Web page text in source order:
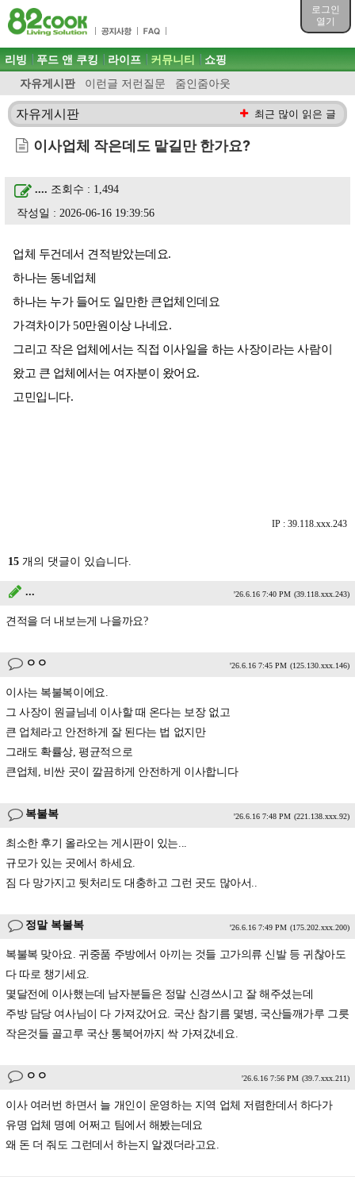
로그인
열기
목차
주메뉴 바로가기
컨텐츠 바로가기
검색 바로가기
로그인 바로가기
주메뉴
리빙 푸드 앤 쿠킹 라이프 커뮤니티
자유게시판 이런글 저런질문 줌인줌아웃
쇼핑
자유게시판 최근 많이 읽은 글
이사업체 작은데도 맡길만 한가요?
.... 조회수 : 1,494
작성일 : 2026-06-16 19:39:56
업체 두건데서 견적받았는데요.
하나는 동네업체
하나는 누가 들어도 일만한 큰업체인데요
가격차이가 50만원이상 나네요.
그리고 작은 업체에서는 직접 이사일을 하는 사장이라는 사람이
왔고 큰 업체에서는 여자분이 왔어요.
고민입니다.
IP : 39.118.xxx.243
15 개의 댓글이 있습니다.
... '26.6.16 7:40 PM (39.118.xxx.243)
견적을 더 내보는게 나을까요?
ㅇㅇ '26.6.16 7:45 PM (125.130.xxx.146)
이사는 복불복이에요.
그 사장이 원글님네 이사할 때 온다는 보장 없고
큰 업체라고 안전하게 잘 된다는 법 없지만
그래도 확률상, 평균적으로
큰업체, 비싼 곳이 깔끔하게 안전하게 이사합니다
복불복 '26.6.16 7:48 PM (221.138.xxx.92)
최소한 후기 올라오는 게시판이 있는...
규모가 있는 곳에서 하세요.
짐 다 망가지고 뒷처리도 대충하고 그런 곳도 많아서..
정말 복불복 '26.6.16 7:49 PM (175.202.xxx.200)
복불복 맞아요. 귀중품 주방에서 아끼는 것들 고가의류 신발 등 귀찮아도
다 따로 챙기세요.
몇달전에 이사했는데 남자분들은 정말 신경쓰시고 잘 해주셨는데
주방 담당 여사님이 다 가져갔어요. 국산 참기름 몇병, 국산들깨가루 그릇
작은것들 골고루 국산 통북어까지 싹 가져갔네요.
ㅇㅇ '26.6.16 7:56 PM (39.7.xxx.211)
이사 여러번 하면서 늘 개인이 운영하는 지역 업체 저렴한데서 하다가
유명 업체 명예 어쩌고 팀에서 해봤는데요
왜 돈 더 줘도 그런데서 하는지 알겠더라고요.